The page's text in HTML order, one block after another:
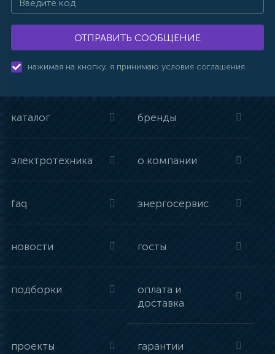
ОТПРАВИТЬ СООБЩЕНИЕ
нажимая на кнопку, я принимаю условия соглашения.
каталог бренды
электротехника о компании
faq энергосервис
новости госты
подборки
оплата и
доставка
проекты гарантии